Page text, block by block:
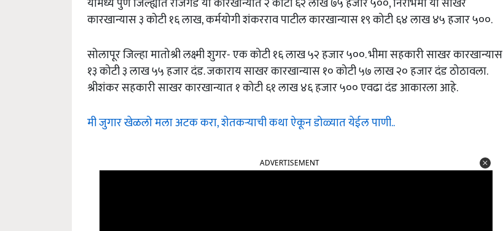
कारखान्यास ३ कोटी १६ लाख, कर्मयोगी शंकरराव पाटील कारखान्यास १९ कोटी ६४ लाख ४५ हजार ५००.
सोलापूर जिल्हा मातोश्री लक्ष्मी शुगर- एक कोटी १६ लाख ५२ हजार ५००. भीमा सहकारी साखर कारखान्यास
१३ कोटी ३ लाख ५५ हजार दंड. जकाराय साखर कारखान्यास १० कोटी ५७ लाख २० हजार दंड ठोठावला.
श्रीशंकर सहकारी साखर कारखान्यात १ कोटी ६१ लाख ४६ हजार ५०० एवढा दंड आकारला आहे.
मी जुगार खेळलो मला अटक करा, शेतकऱ्याची कथा ऐकून डोळ्यात येईल पाणी..